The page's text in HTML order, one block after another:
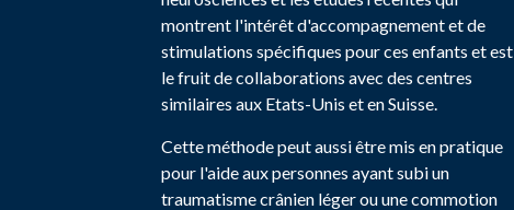
montrent l'intérêt d'accompagnement et de
stimulations spécifiques pour ces enfants et est
le fruit de collaborations avec des centres
similaires aux Etats-Unis et en Suisse.
Cette méthode peut aussi être mis en pratique
pour l'aide aux personnes ayant subi un
traumatisme crânien léger ou une commotion